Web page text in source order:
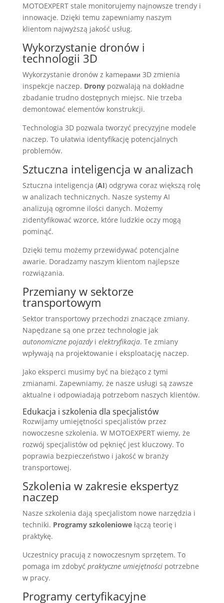
MOTOEXPERT stale monitorujemy najnowsze trendy i
innowacje. Dzięki temu zapewniamy naszym
klientom najwyższą jakość usług.
Wykorzystanie dronów i
technologii 3D
Wykorzystanie dronów z kamерами 3D zmienia
inspekcje naczep. Dronypozwalają na dokładne
zbadanie trudno dostępnych miejsc. Nie trzeba
demontować elementów konstrukcji.
Technologia 3D pozwala tworzyć precyzyjne modele
naczep. To ułatwia identyfikację potencjalnych
problemów.
Sztuczna inteligencja w analizach
Sztuczna inteligencja (AI) odgrywa coraz większą rolę
w analizach technicznych. Nasze systemy AI
analizują ogromne ilości danych. Możemy
zidentyfikować wzorce, które ludzkie oczy mogą
pominąć.
Dzięki temu możemy przewidywać potencjalne
awarie. Doradzamy naszym klientom najlepsze
rozwiązania.
Przemiany w sektorze
transportowym
Sektor transportowy przechodzi znaczące zmiany.
Napędzane są one przez technologie jak
autonomiczne pojazdyi elektryfikacja. Te zmiany
wpływają na projektowanie i eksploatację naczep.
Jako eksperci musimy być na bieżąco z tymi
zmianami. Zapewniamy, że nasze usługi są zawsze
aktualne i odpowiadają potrzebom naszych klientów.
Edukacja i szkolenia dla specjalistów
Rozwijamy umiejętności specjalistów przez
nowoczesne szkolenia. W MOTOEXPERT wiemy, że
rozwój specjalistów od pęknięć jest kluczowy. To
poprawia bezpieczeństwo i jakość w branży
transportowej.
Szkolenia w zakresie ekspertyz
naczep
Nasze szkolenia dają specjalistom nowe narzędzia i
techniki. Programy szkoleniowełączą teorię i
praktykę.
Uczestnicy pracują z nowoczesnym sprzętem. To
pomaga im zdobyć praktyczne umiejętnościpotrzebne
w pracy.
Programy certyfikacyjne